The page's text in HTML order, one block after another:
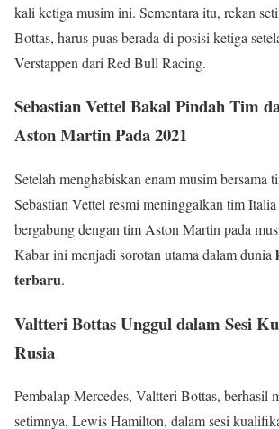
kali ketiga musim ini. Sementara itu, rekan
Bottas, harus puas berada di posisi ketiga
Verstappen dari Red Bull Racing.
Sebastian Vettel Bakal Pindah Tim
Aston Martin Pada 2021
Setelah menghabiskan enam musim bersama
Sebastian Vettel resmi meninggalkan tim Italia
bergabung dengan tim Aston Martin pada
Kabar ini menjadi sorotan utama dalam dunia
terbaru.
Valtteri Bottas Unggul dalam Sesi
Rusia
Pembalap Mercedes, Valtteri Bottas, berhasil
setimnya, Lewis Hamilton, dalam sesi